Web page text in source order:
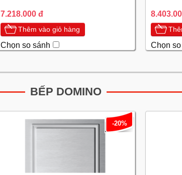
7.218.000 đ
Thêm vào giỏ hàng
Chọn so sánh Chọn
BẾP DOMINO
-20%